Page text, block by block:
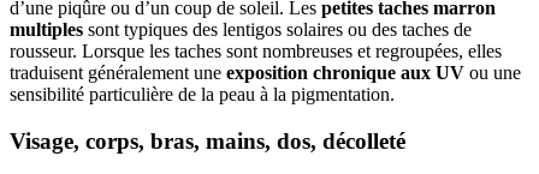
d’une piqûre ou d’un coup de soleil. Les petites taches marron
multiples sont typiques des lentigos solaires ou des taches de
rousseur. Lorsque les taches sont nombreuses et regroupées, elles
traduisent généralement une exposition chronique aux UV ou une
sensibilité particulière de la peau à la pigmentation.
Visage, corps, bras, mains, dos, décolleté